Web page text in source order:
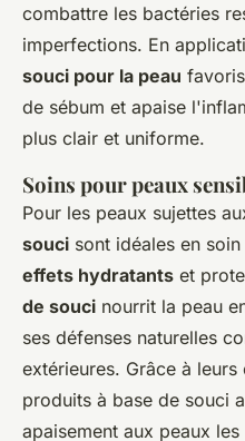
combattre les bactéries
imperfections. En
souci pour la peau
de sébum et apaise
plus clair et uniforme.
Soins pour peaux
Pour les peaux sujettes
souci sont idéales en
effets hydratants et
de souci nourrit la peau
ses défenses naturelles
extérieures. Grâce à
produits à base de souci
apaisement aux peaux